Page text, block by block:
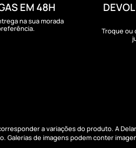
EM 48H
na sua morada
Troque ou
a variações do produto. A
Galerias de imagens podem conter